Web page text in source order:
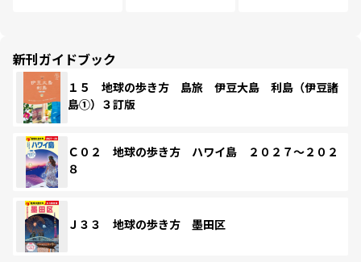
新刊ガイドブック
１５ 地球の歩き方 島旅 伊豆大島 利島（伊豆諸
島①）３訂版
Ｃ０２ 地球の歩き方 ハワイ島 ２０２７～２０２
８
Ｊ３３ 地球の歩き方 墨田区